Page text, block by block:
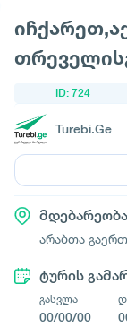
ID: 724
Turebi.Ge
მდებარეობა
არაბთა
ტურის
გასვლა
00/00/00